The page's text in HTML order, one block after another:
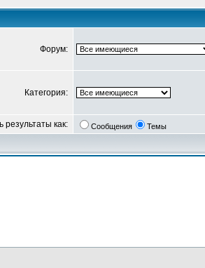
Форум:
Категория:
результаты как: Сообщения Темы